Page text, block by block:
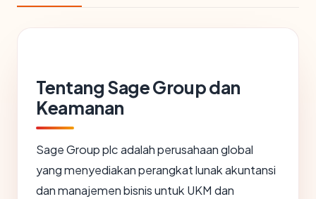
Tentang Sage Group dan
Keamanan
Sage Group plc adalah perusahaan global
yang menyediakan perangkat lunak akuntansi
dan manajemen bisnis untuk UKM dan